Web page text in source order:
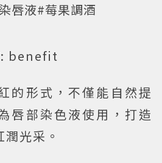
唇液#莓果調酒
benefit
的形式，不僅能自然提
唇部染色液使用，打造
光采。